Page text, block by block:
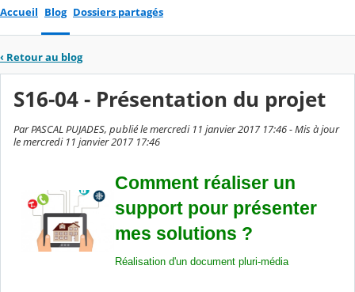
Accueil Blog Dossiers partagés
‹ Retour au blog
S16-04 - Présentation du projet
Par PASCAL PUJADES, publié le mercredi 11 janvier 2017 17:46 - Mis à jour
le mercredi 11 janvier 2017 17:46
Comment réaliser un
support pour présenter
mes solutions ?
Réalisation d'un document pluri-média